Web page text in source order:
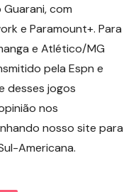
com
e Paramount+. Para
e Atlético/MG
pela Espn e
desses jogos
nos
nosso site para
Americana.